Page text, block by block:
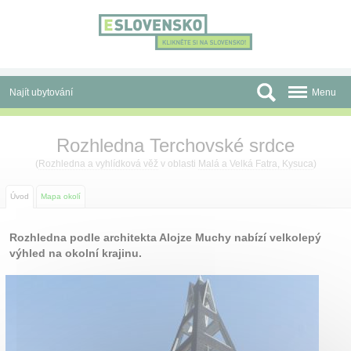
Najít ubytování
Slevy a Last Minute
Autobusové zájezdy
Před cestou
Menu
Rozhledna Terchovské srdce
( Rozhledna a vyhlídková věž v oblasti Malá a Velká Fatra, Kysuca)
Úvod Mapa okolí
Rozhledna podle architekta Alojze Muchy nabízí velkolepý
výhled na okolní krajinu.